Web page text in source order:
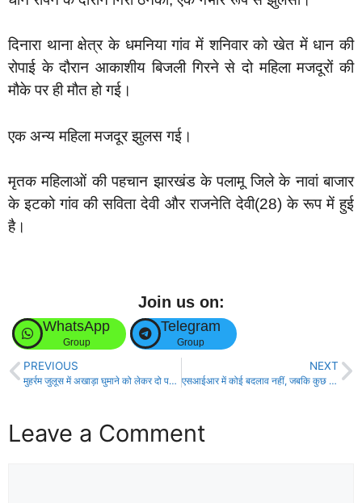
दिनारा थाना क्षेत्र के धमनिया गांव में शनिवार को खेत में धान की
रोपाई के दौरान आकाशीय बिजली गिरने से दो महिला मजदूरों की
मौके पर ही मौत हो गई।
एक अन्य महिला मजदूर झुलस गई।
मृतक महिलाओं की पहचान झारखंड के पलामू जिले के नावां बाजार
के इटको गांव की सविता देवी और राजनेति देवी(28) के रूप में हुई
है।
Join us on:
WhatsApp
Group
Telegram
Group
PREVIOUS
मुहर्रम जुलूस में अखाड़ा घुमाने को लेकर दो पक्ष में झड़प, लाठीचार्ज और फायरिंग कई जख़्मी!
NEXT
एसआईआर में कोई बदलाव नहीं, जबकि कुछ लोग अफवाह फैला रहे, प्रारंभिक चरण पूर्ण!
Leave a Comment